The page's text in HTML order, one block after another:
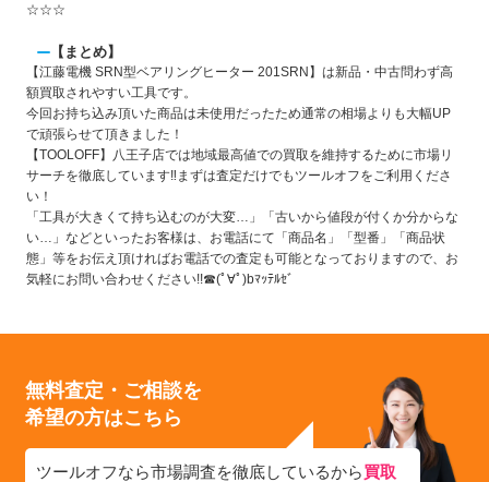
☆☆☆
【まとめ】
【江藤電機 SRN型ベアリングヒーター 201SRN】は新品・中古問わず高
額買取されやすい工具です。
今回お持ち込み頂いた商品は未使用だったため通常の相場よりも大幅UP
で頑張らせて頂きました！
【TOOLOFF】八王子店では地域最高値での買取を維持するために市場リ
サーチを徹底しています‼まずは査定だけでもツールオフをご利用くださ
い！
「工具が大きくて持ち込むのが大変…」「古いから値段が付くか分からな
い…」などといったお客様は、お電話にて 「商品名」「型番」「商品状
態」等をお伝え頂ければお電話での査定も可能となっておりますので、お
気軽にお問い合わせください!!☎(ﾟ∀ﾟ)bﾏｯﾃﾙｾﾞ
無料査定・ご相談を
希望の方はこちら
ツールオフなら市場調査を徹底しているから買取